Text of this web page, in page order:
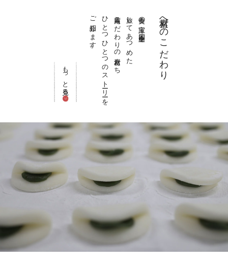
素材へのこだわり
美食の宝庫 四国全土を
旅してあつめた
茜庵こだわりの素材たち
ひとつひとつのストーリーを
ご紹介します。
もっと見る